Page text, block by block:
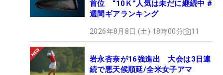
首位 “10Ｋ”人気は未だに継続中 #
週間ギアランキング
2026年8月8日 (土) 18時00分 11
岩永杏奈が16強進出 大会は3日連
続で悪天候順延/全米女子アマ